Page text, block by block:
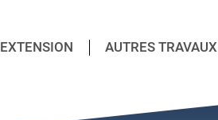
EXTENSION AUTRES TRAVAUX